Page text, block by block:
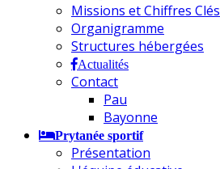
Missions et Chiffres Clés
Organigramme
Structures hébergées
Actualités
Contact
Pau
Bayonne
Prytanée sportif
Présentation